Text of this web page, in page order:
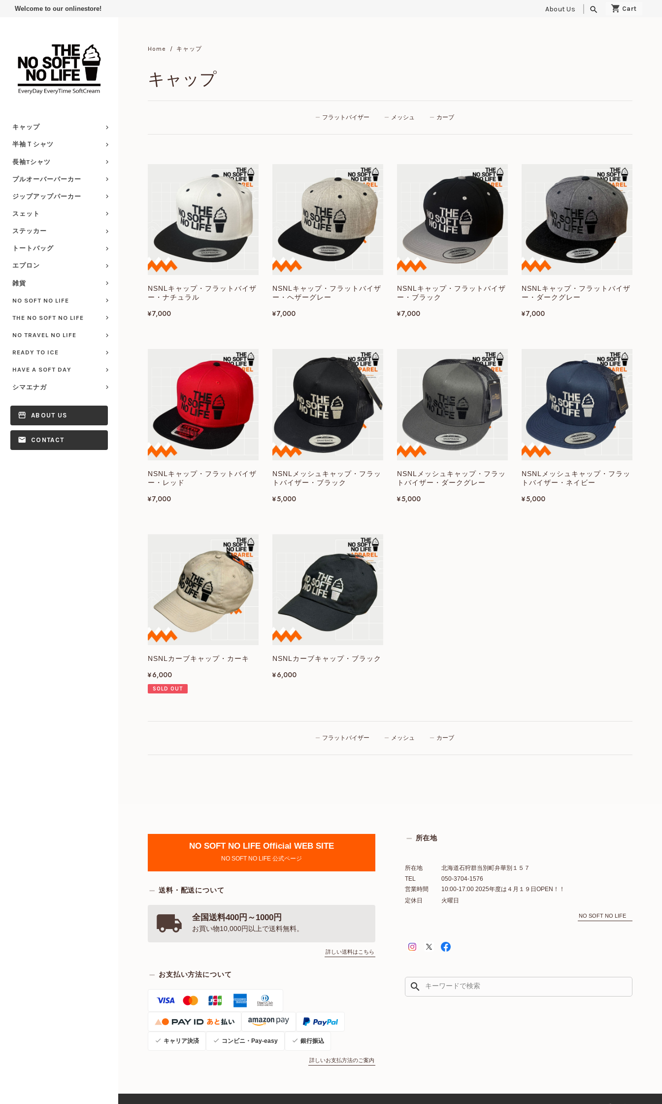
Welcome to our onlinestore! About Us search
キャップ
半袖Ｔシャツ
長袖Tシャツ
プルオーバーパーカー
ジップアップパーカー
スェット
ステッカー
トートバッグ
エプロン
雑貨
NO SOFT NO LIFE
THE NO SOFT NO LIFE
NO TRAVEL NO LIFE
READY TO ICE
HAVE A SOFT DAY
シマエナガ
ABOUT US
CONTACT
Home キャップ
キャップ
フラットバイザー メッシュ カーブ
NSNLキャップ・フラットバイザ
ー・ナチュラル
¥7,000
NSNLキャップ・フラットバイザ
ー・ヘザーグレー
¥7,000
NSNLキャップ・フラットバイザ
ー・ブラック
¥7,000
NSNLキャップ・フラットバイザ
ー・ダークグレー
¥7,000
NSNLキャップ・フラットバイザ
ー・レッド
¥7,000
NSNLメッシュキャップ・フラッ
トバイザー・ブラック
¥5,000
NSNLメッシュキャップ・フラッ
トバイザー・ダークグレー
¥5,000
NSNLメッシュキャップ・フラッ
トバイザー・ネイビー
¥5,000
NSNLカーブキャップ・カーキ
¥6,000
SOLD OUT
NSNLカーブキャップ・ブラック
¥6,000
フラットバイザー メッシュ カーブ
NO SOFT NO LIFE Official WEB SITE
NO SOFT NO LIFE 公式ページ
送料・配送について
全国送料400円～1000円
お買い物10,000円以上で送料無料。
詳しい送料はこちら
お支払い方法について
キャリア決済 コンビニ・Pay-easy 銀行振込
詳しいお支払方法のご案内
所在地
所在地
北海道石狩群当別町弁華別１５７
TEL
050-3704-1576
営業時間
10:00-17:00 2025年度は４月１９日OPEN！！
定休日
火曜日
NO SOFT NO LIFE
search